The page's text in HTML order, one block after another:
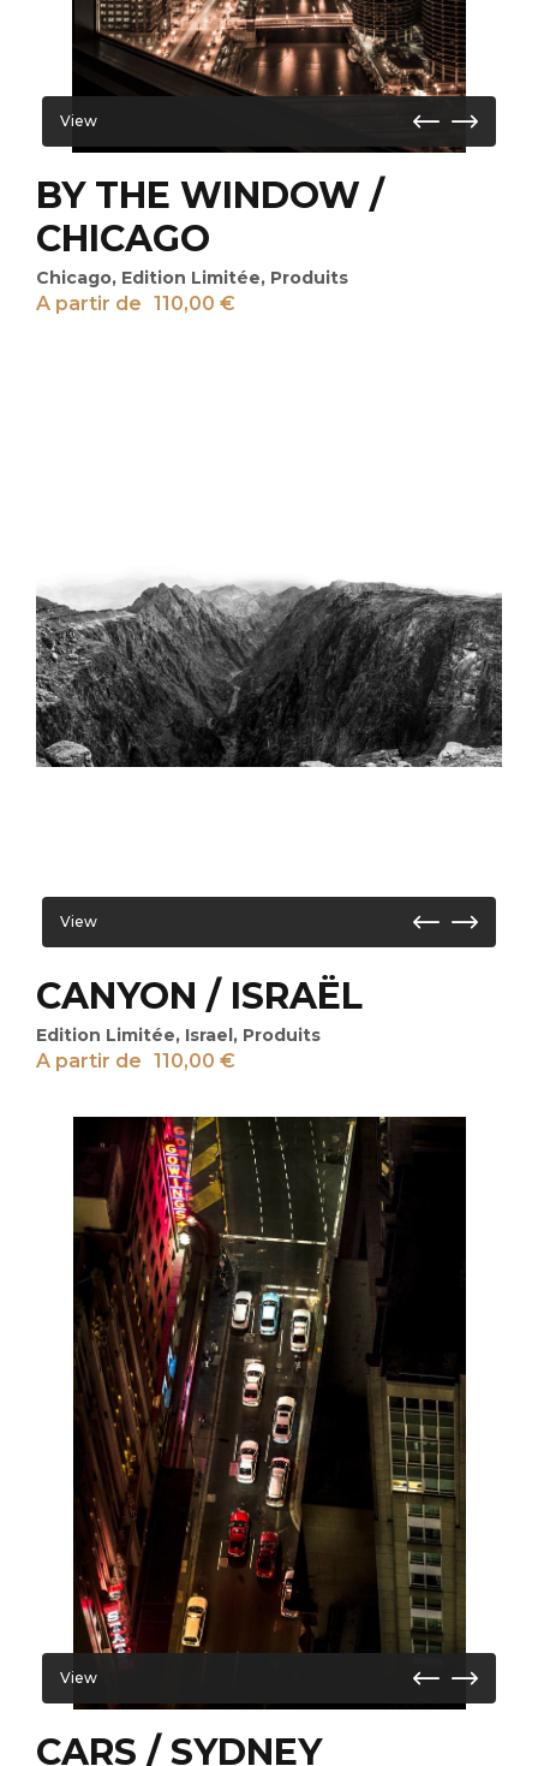
View
BY THE WINDOW /
CHICAGO
Chicago, Edition Limitée, Produits
A partir de 110,00 €
View
CANYON / ISRAËL
Edition Limitée, Israel, Produits
A partir de 110,00 €
View
CARS / SYDNEY